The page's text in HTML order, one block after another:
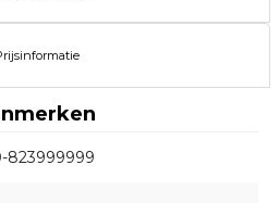
823999999